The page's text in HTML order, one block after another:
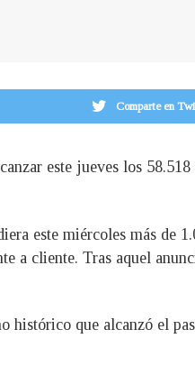
Comparte en
este jueves los
este miércoles más de
a cliente. Tras aquel
que alcanzó el